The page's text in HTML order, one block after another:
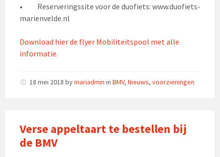
• Reserveringssite voor de duofiets: www.duofiets-
marienvelde.nl
Download hier de flyer Mobiliteitspool met alle
informatie.
18 mei 2018 bymariadmin in BMV, Nieuws, voorzieningen
Verse appeltaart te bestellen bij
de BMV